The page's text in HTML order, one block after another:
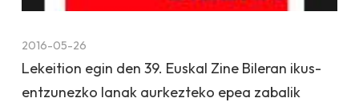
2016-05-26
Lekeition egin den 39. Euskal Zine Bileran ikus-
entzunezko lanak aurkezteko epea zabalik